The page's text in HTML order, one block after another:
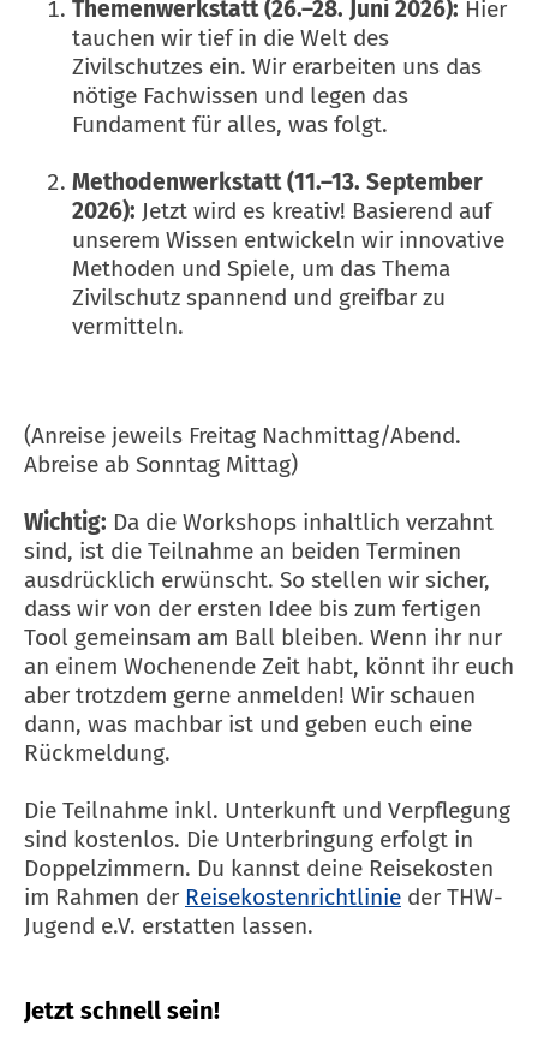
Themenwerkstatt (26.–28. Juni 2026): Hier
tauchen wir tief in die Welt des
Zivilschutzes ein. Wir erarbeiten uns das
nötige Fachwissen und legen das
Fundament für alles, was folgt.
Methodenwerkstatt (11.–13. September
2026): Jetzt wird es kreativ! Basierend auf
unserem Wissen entwickeln wir innovative
Methoden und Spiele, um das Thema
Zivilschutz spannend und greifbar zu
vermitteln.
(Anreise jeweils Freitag Nachmittag/Abend.
Abreise ab Sonntag Mittag)
Wichtig: Da die Workshops inhaltlich verzahnt
sind, ist die Teilnahme an beiden Terminen
ausdrücklich erwünscht. So stellen wir sicher,
dass wir von der ersten Idee bis zum fertigen
Tool gemeinsam am Ball bleiben. Wenn ihr nur
an einem Wochenende Zeit habt, könnt ihr euch
aber trotzdem gerne anmelden! Wir schauen
dann, was machbar ist und geben euch eine
Rückmeldung.
Die Teilnahme inkl. Unterkunft und Verpflegung
sind kostenlos. Die Unterbringung erfolgt in
Doppelzimmern. Du kannst deine Reisekosten
im Rahmen der Reisekostenrichtlinie der THW-
Jugend e.V. erstatten lassen.
Jetzt schnell sein!